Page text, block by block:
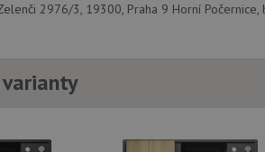
2976/3, 19300, Praha 9 Horní Počernice,
.drezy-
provádí informace
webové stránky a
Google LLC
.youtube.com